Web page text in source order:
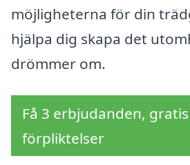
möjligheterna för din
hjälpa dig skapa det
drömmer om.
Få 3 erbjudanden,
förpliktelser